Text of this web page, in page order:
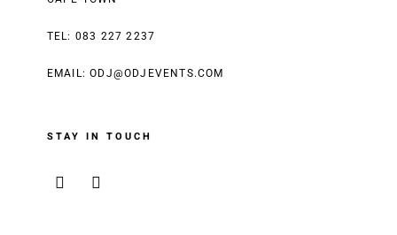
TEL: 083 227 2237
EMAIL:ODJ@ODJEVENTS.COM
STAY IN TOUCH